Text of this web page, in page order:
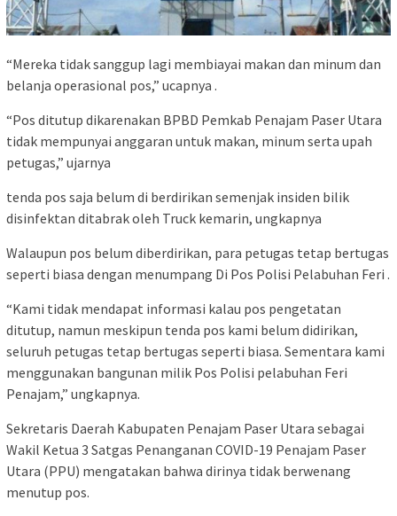
“Mereka tidak sanggup lagi membiayai makan dan minum dan
belanja operasional pos,” ucapnya .
“Pos ditutup dikarenakan BPBD Pemkab Penajam Paser Utara
tidak mempunyai anggaran untuk makan, minum serta upah
petugas,” ujarnya
tenda pos saja belum di berdirikan semenjak insiden bilik
disinfektan ditabrak oleh Truck kemarin, ungkapnya
Walaupun pos belum diberdirikan, para petugas tetap bertugas
seperti biasa dengan menumpang Di Pos Polisi Pelabuhan Feri .
“Kami tidak mendapat informasi kalau pos pengetatan
ditutup, namun meskipun tenda pos kami belum didirikan,
seluruh petugas tetap bertugas seperti biasa. Sementara kami
menggunakan bangunan milik Pos Polisi pelabuhan Feri
Penajam,” ungkapnya.
Sekretaris Daerah Kabupaten Penajam Paser Utara sebagai
Wakil Ketua 3 Satgas Penanganan COVID-19 Penajam Paser
Utara (PPU) mengatakan bahwa dirinya tidak berwenang
menutup pos.